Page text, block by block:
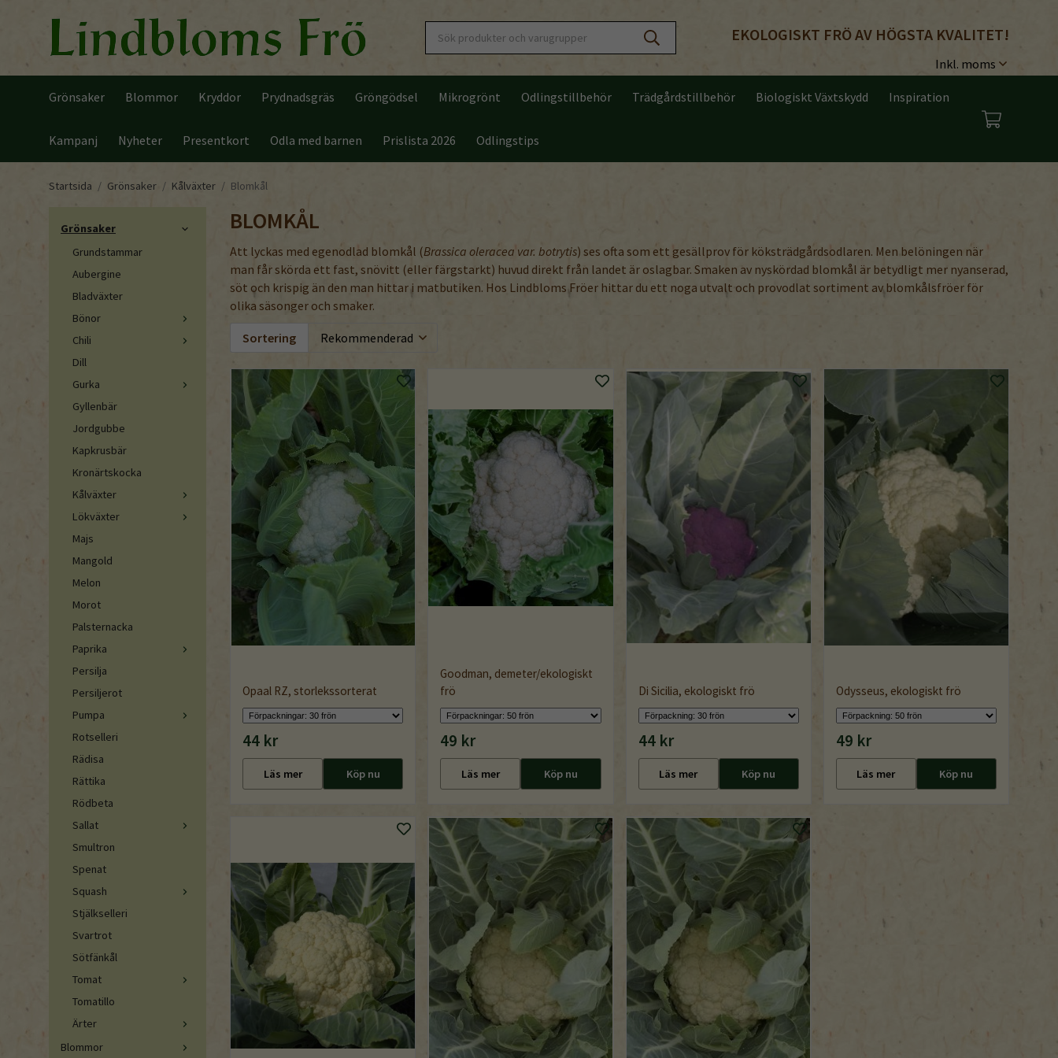
EKOLOGISKT FRÖ AV HÖGSTA KVALITET!
Grönsaker Blommor Kryddor Prydnadsgräs Gröngödsel Mikrogrönt Odlingstillbehör Trädgårdstillbehör Biologiskt Växtskydd Inspiration
Kampanj Nyheter Presentkort Odla med barnen Prislista 2026 Odlingstips
Startsida / Grönsaker / Kålväxter / Blomkål
Grönsaker
Grundstammar
Aubergine
Bladväxter
Bönor
Chili
Dill
Gurka
Gyllenbär
Jordgubbe
Kapkrusbär
Kronärtskocka
Kålväxter
Lökväxter
Majs
Mangold
Melon
Morot
Palsternacka
Paprika
Persilja
Persiljerot
Pumpa
Rotselleri
Rädisa
Rättika
Rödbeta
Sallat
Smultron
Spenat
Squash
Stjälkselleri
Svartrot
Sötfänkål
Tomat
Tomatillo
Ärter
Blommor
BLOMKÅL
Att lyckas med egenodlad blomkål (Brassica oleracea var. botrytis) ses ofta som ett gesällprov för köksträdgårdsodlaren. Men belöningen när
man får skörda ett fast, snövitt (eller färgstarkt) huvud direkt från landet är oslagbar. Smaken av nyskördad blomkål är betydligt mer nyanserad,
söt och krispig än den man hittar i matbutiken. Hos Lindbloms Fröer hittar du ett noga utvalt och provodlat sortiment av blomkålsfröer för
olika säsonger och smaker.
Sortering
Opaal RZ, storlekssorterat
44 kr
Läs mer Köp nu
Goodman, demeter/ekologiskt
frö
49 kr
Läs mer Köp nu
Di Sicilia, ekologiskt frö
44 kr
Läs mer Köp nu
Odysseus, ekologiskt frö
49 kr
Läs mer Köp nu